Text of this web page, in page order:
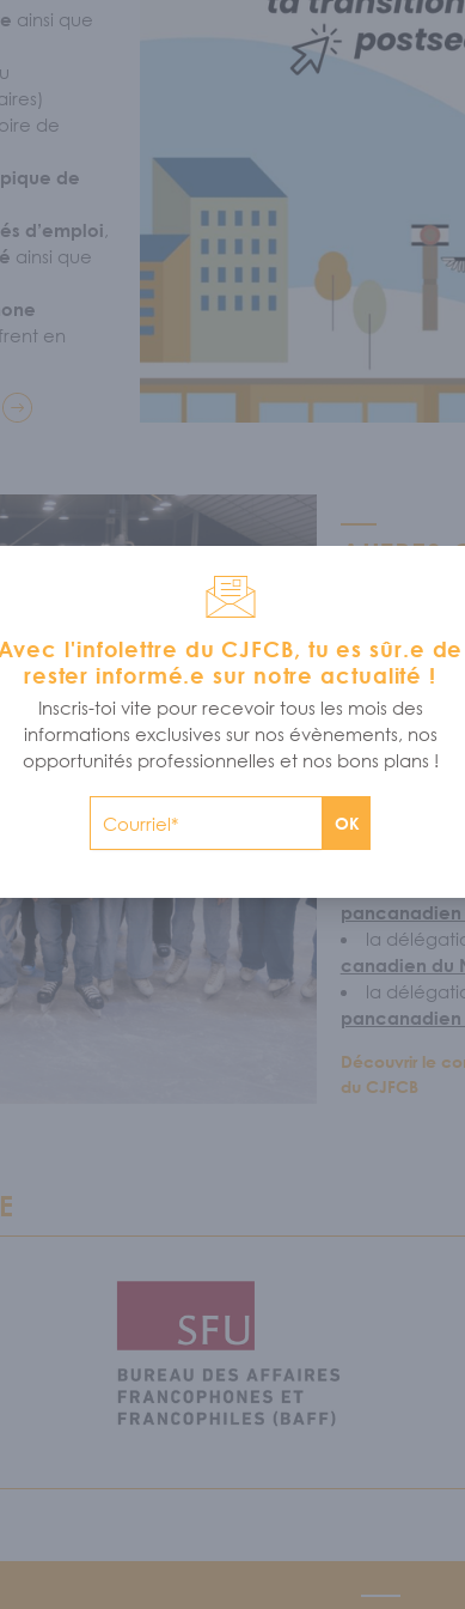
Postsecondaire / Nos
/ Nos comités / Programme
ainsi que
de
de
d’emploi,
ainsi que
en
AUTRES
Tu as
ta
opportunités
la
leGrand
le
leComité
Jeux
la
pancanadien
la
canadien du
la
pancanadien
Découvrir le
du CJFCB
Avec l'infolettre du CJFCB, tu es sûr.e de
rester informé.e sur notre actualité !
Inscris-toi vite pour recevoir tous les mois des
informations exclusives sur nos évènements, nos
opportunités professionnelles et nos bons plans !
OK